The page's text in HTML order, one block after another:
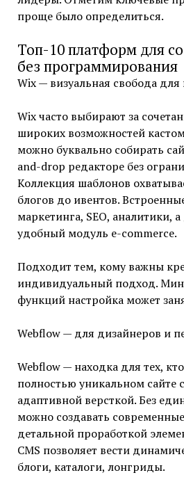
проще было определиться.
Топ-10 платформ для
без программирования
Wix — визуальная свобода для
Wix часто выбирают за
широких возможностей
можно буквально собирать
and-drop редакторе без
Коллекция шаблонов
блогов до ивентов.
маркетинга, SEO, аналитики,
удобный модуль e-commerce.
Подходит тем, кому важны
индивидуальный подход.
функций настройка может
Webflow — для дизайнеров и
Webflow — находка для тех,
полностью уникальном сайте
адаптивной версткой. Без
можно создавать
детальной проработкой
CMS позволяет вести
блоги, каталоги, лонгриды.